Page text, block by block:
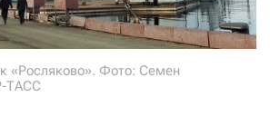
«Росляково». Фото: Семен
ТАСС